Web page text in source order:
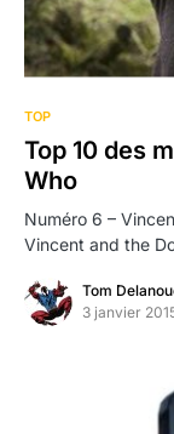
TOP
Top 10 des
Who
Numéro 6 –
Vincent and the
Tom
3 janvier